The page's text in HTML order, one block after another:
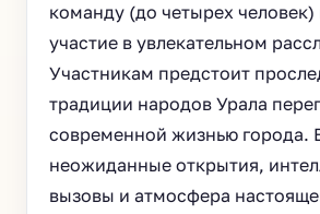
команду (до четырех
участие в увлекательном
Участникам предстоит
традиции народов Урала
современной жизнью города.
неожиданные открытия,
вызовы и атмосфера